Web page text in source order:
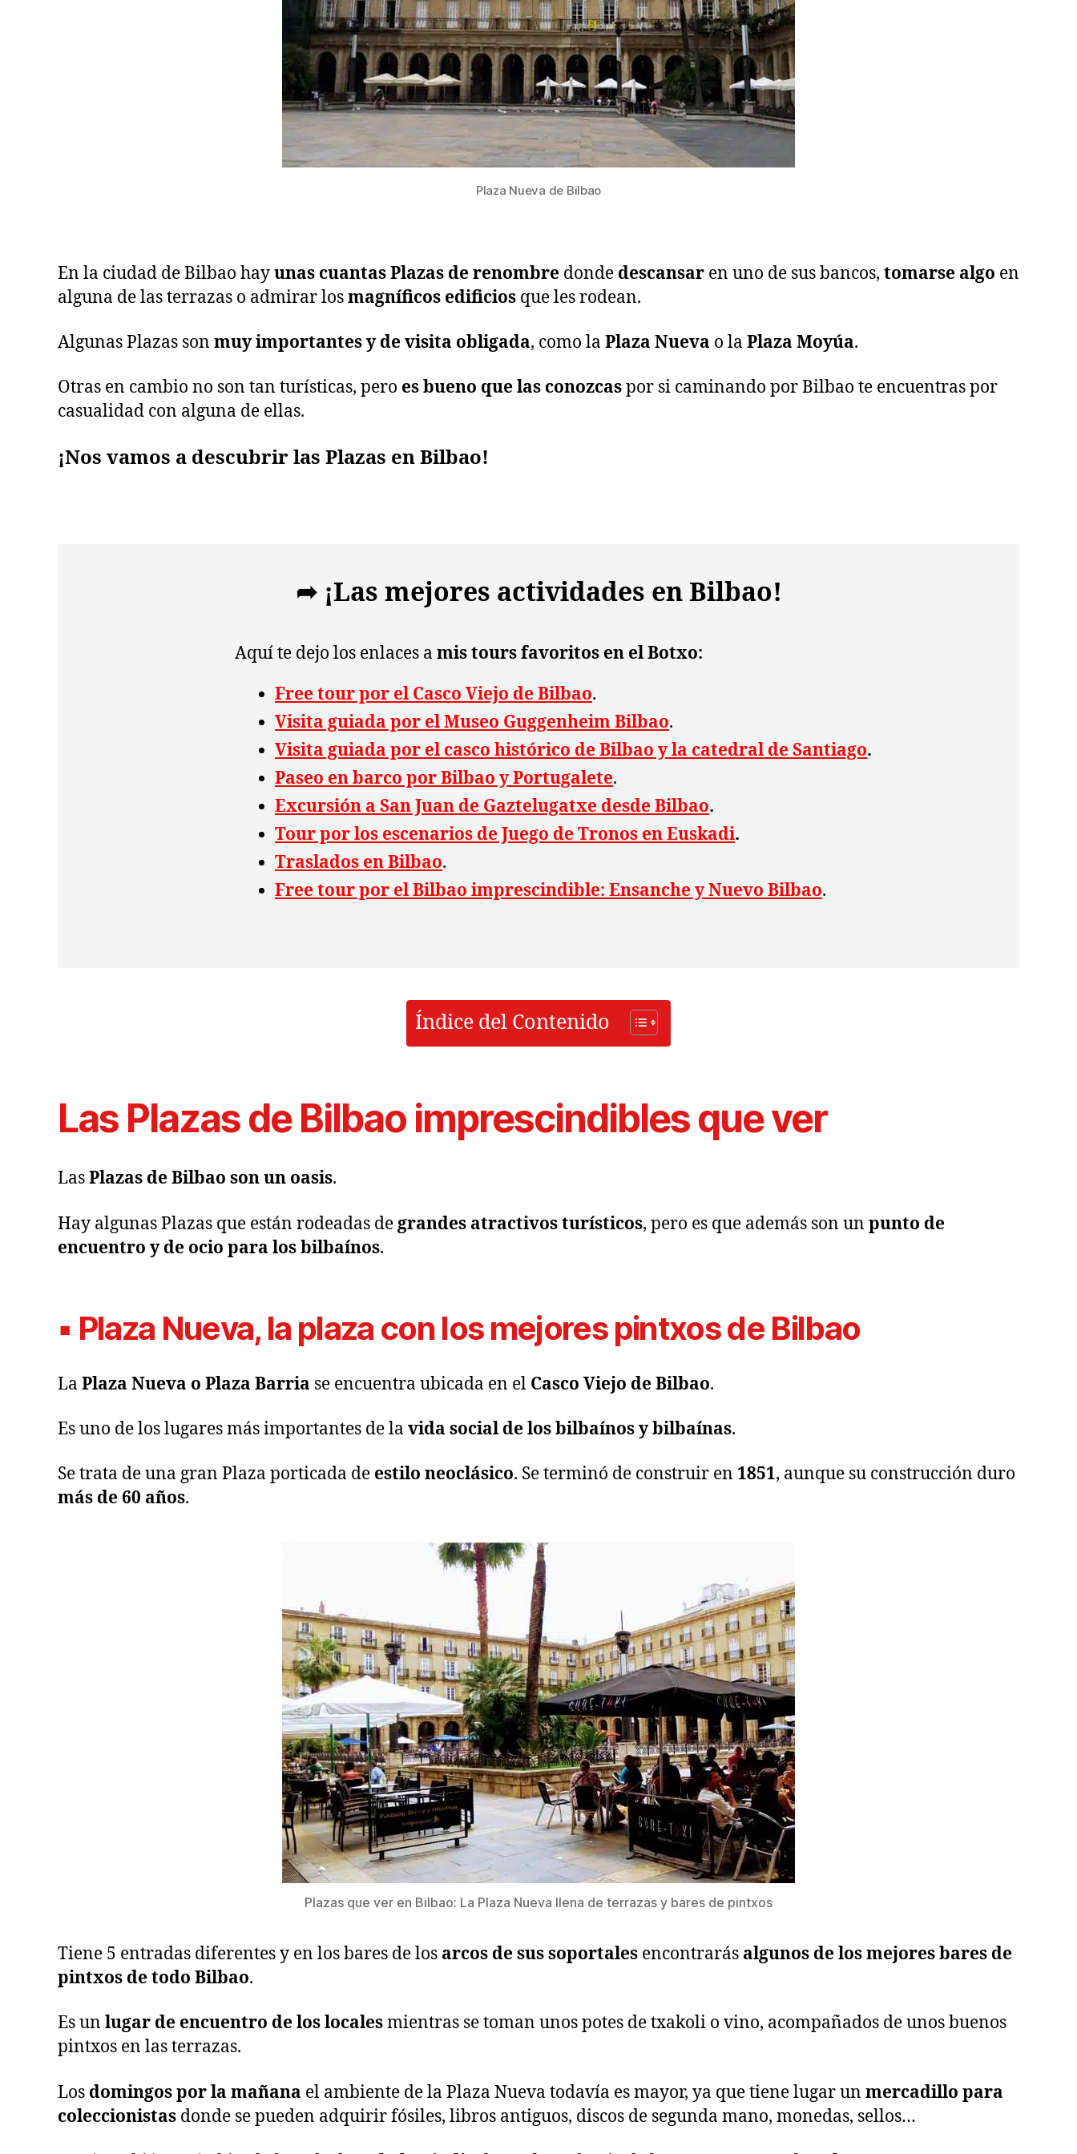
Plaza Nueva de Bilbao
En la ciudad de Bilbao hayunas cuantas Plazas de renombre donde descansar en uno de sus bancos, tomarse algo en
alguna de las terrazas o admirar losmagníficos edificios que les rodean.
Algunas Plazas son muy importantes y de visita obligada, como la Plaza Nueva o la Plaza Moyúa.
Otras en cambio no son tan turísticas, pero es bueno que las conozcaspor si caminando por Bilbao te encuentras por
casualidad con alguna de ellas.
¡Nos vamos a descubrir las Plazas en Bilbao!
➦ ¡Las mejores actividades en Bilbao!
Aquí te dejo los enlaces a mis tours favoritos en el Botxo:
Free tour por el Casco Viejo de Bilbao.
Visita guiada por el Museo Guggenheim Bilbao.
Visita guiada por el casco histórico de Bilbao y la catedral de Santiago.
Paseo en barco por Bilbao y Portugalete.
Excursión a San Juan de Gaztelugatxe desde Bilbao.
Tour por los escenarios de Juego de Tronos en Euskadi.
Traslados en Bilbao.
Free tour por el Bilbao imprescindible: Ensanche y Nuevo Bilbao.
Índice del Contenido
Las Plazas de Bilbao imprescindibles que ver
LasPlazas de Bilbao son un oasis.
Hay algunas Plazas que están rodeadas degrandes atractivos turísticos, pero es que además son un punto de
encuentro y de ocio para los bilbaínos.
▪ Plaza Nueva, la plaza con los mejores pintxos de Bilbao
La Plaza Nueva o Plaza Barria se encuentra ubicada en el Casco Viejo de Bilbao.
Es uno de los lugares más importantes de la vida social de los bilbaínos y bilbaínas.
Se trata de una gran Plaza porticada de estilo neoclásico. Se terminó de construir en 1851, aunque su construcción duro
más de 60 años.
Plazas que ver en Bilbao: La Plaza Nueva llena de terrazas y bares de pintxos
Tiene 5 entradas diferentes y en los bares de los arcos de sus soportales encontrarás algunos de los mejores bares de
pintxos de todo Bilbao.
Es un lugar de encuentro de los localesmientras se toman unos potes de txakoli o vino, acompañados de unos buenos
pintxos en las terrazas.
Los domingos por la mañana el ambiente de la Plaza Nueva todavía es mayor, ya que tiene lugar un mercadillo para
coleccionistas donde se pueden adquirir fósiles, libros antiguos, discos de segunda mano, monedas, sellos…